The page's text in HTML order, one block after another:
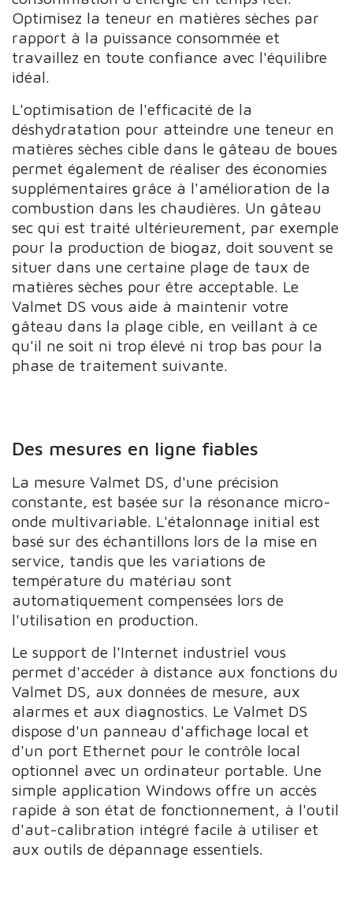
Optimisez la teneur en matières sèches par
rapport à la puissance consommée et
travaillez en toute confiance avec l'équilibre
idéal.
L'optimisation de l'efficacité de la
déshydratation pour atteindre une teneur en
matières sèches cible dans le gâteau de boues
permet également de réaliser des économies
supplémentaires grâce à l'amélioration de la
combustion dans les chaudières. Un gâteau
sec qui est traité ultérieurement, par exemple
pour la production de biogaz, doit souvent se
situer dans une certaine plage de taux de
matières sèches pour être acceptable. Le
Valmet DS vous aide à maintenir votre
gâteau dans la plage cible, en veillant à ce
qu'il ne soit ni trop élevé ni trop bas pour la
phase de traitement suivante.
Des mesures en ligne fiables
La mesure Valmet DS, d'une précision
constante, est basée sur la résonance micro-
onde multivariable. L'étalonnage initial est
basé sur des échantillons lors de la mise en
service, tandis que les variations de
température du matériau sont
automatiquement compensées lors de
l'utilisation en production.
Le support de l'Internet industriel vous
permet d'accéder à distance aux fonctions du
Valmet DS, aux données de mesure, aux
alarmes et aux diagnostics. Le Valmet DS
dispose d'un panneau d'affichage local et
d'un port Ethernet pour le contrôle local
optionnel avec un ordinateur portable. Une
simple application Windows offre un accès
rapide à son état de fonctionnement, à l'outil
d'aut-calibration intégré facile à utiliser et
aux outils de dépannage essentiels.